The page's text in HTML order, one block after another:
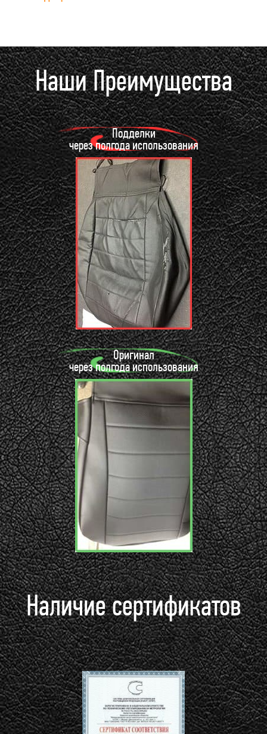
Наши Преимущества
Подделки
через полгода использования
Оригинал
через полгода использования
Наличие сертификатов